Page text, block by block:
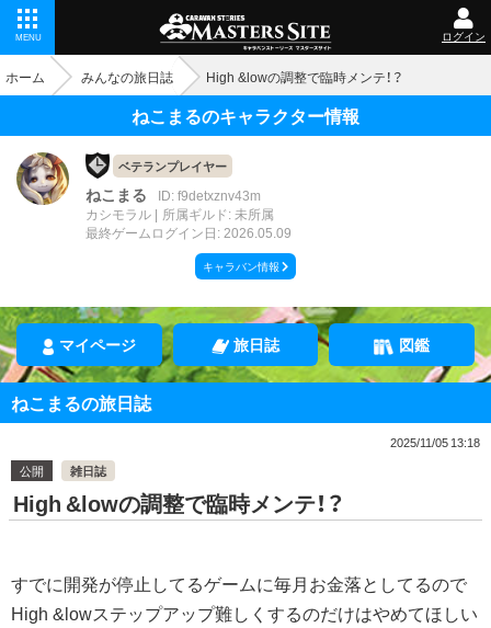
MENU ログイン
ホーム みんなの旅日誌 High &lowの調整で臨時メンテ！？
ねこまるのキャラクター情報
ベテランプレイヤー
ねこまる
ID: f9detxznv43m
カシモラル
所属ギルド: 未所属
最終ゲームログイン日: 2026.05.09
キャラバン情報
マイページ 旅日誌 図鑑
ねこまるの旅日誌
2025/11/05 13:18
公開
雑日誌
High &lowの調整で臨時メンテ！？
すでに開発が停止してるゲームに毎月お金落としてるので
High &lowステップアップ難しくするのだけはやめてほしい